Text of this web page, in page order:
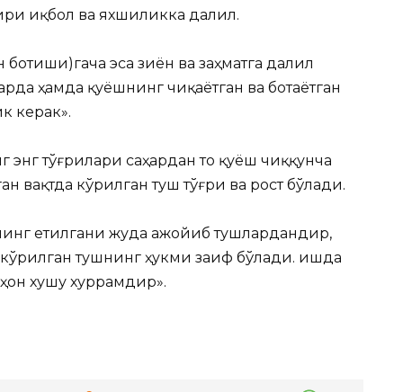
иқбол ва яхшиликка далил.
эса зиён ва заҳматга далил
ҳамда қуёшнинг чиқаётган ва ботаётган
керак».
тўғрилари саҳардан то қуёш чиққунча
вақтда кўрилган туш тўғри ва рост бўлади.
етилгани жуда ажойиб тушлардандир,
тушнинг ҳукми заиф бўлади. Қишда
хушу хуррамдир».